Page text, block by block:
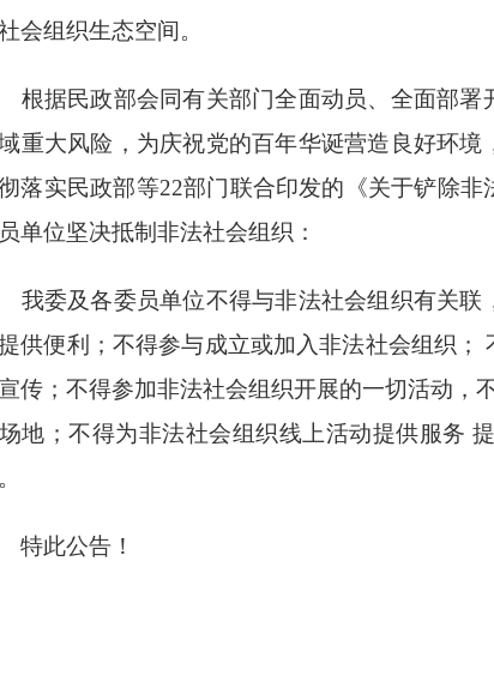
会组织生态空间。
据民政部会同有关部门全面动员、全面部署
重大风险，为庆祝党的百年华诞营造良好环
落实民政部等22部门联合印发的《关于铲除
单位坚决抵制非法社会组织：
委及各委员单位不得与非法社会组织有关联
供便利；不得参与成立或加入非法社会组织
传；不得参加非法社会组织开展的一切活动，
地；不得为非法社会组织线上活动提供服务
此公告！